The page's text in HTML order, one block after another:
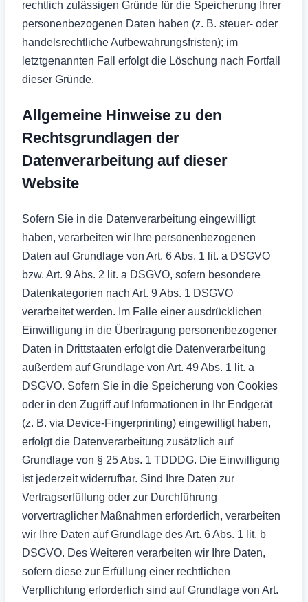
rechtlich zulässigen Gründe für die Speicherung Ihrer
personenbezogenen Daten haben (z. B. steuer- oder
handelsrechtliche Aufbewahrungsfristen); im
letztgenannten Fall erfolgt die Löschung nach Fortfall
dieser Gründe.
Allgemeine Hinweise zu den
Rechtsgrundlagen der
Datenverarbeitung auf dieser
Website
Sofern Sie in die Datenverarbeitung eingewilligt
haben, verarbeiten wir Ihre personenbezogenen
Daten auf Grundlage von Art. 6 Abs. 1 lit. a DSGVO
bzw. Art. 9 Abs. 2 lit. a DSGVO, sofern besondere
Datenkategorien nach Art. 9 Abs. 1 DSGVO
verarbeitet werden. Im Falle einer ausdrücklichen
Einwilligung in die Übertragung personenbezogener
Daten in Drittstaaten erfolgt die Datenverarbeitung
außerdem auf Grundlage von Art. 49 Abs. 1 lit. a
DSGVO. Sofern Sie in die Speicherung von Cookies
oder in den Zugriff auf Informationen in Ihr Endgerät
(z. B. via Device-Fingerprinting) eingewilligt haben,
erfolgt die Datenverarbeitung zusätzlich auf
Grundlage von § 25 Abs. 1 TDDDG. Die Einwilligung
ist jederzeit widerrufbar. Sind Ihre Daten zur
Vertragserfüllung oder zur Durchführung
vorvertraglicher Maßnahmen erforderlich, verarbeiten
wir Ihre Daten auf Grundlage des Art. 6 Abs. 1 lit. b
DSGVO. Des Weiteren verarbeiten wir Ihre Daten,
sofern diese zur Erfüllung einer rechtlichen
Verpflichtung erforderlich sind auf Grundlage von Art.